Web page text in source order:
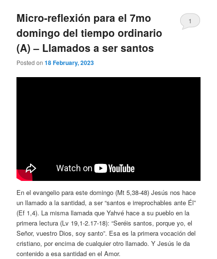
Micro-reflexión para el 7mo
domingo del tiempo ordinario
(A) – Llamados a ser santos
Posted on18 February, 2023
1
En el evangelio para este domingo (Mt 5,38-48) Jesús nos hace
un llamado a la santidad, a ser “santos e irreprochables ante Él”
(Ef 1,4). La misma llamada que Yahvé hace a su pueblo en la
primera lectura (Lv 19,1-2.17-18): “Seréis santos, porque yo, el
Señor, vuestro Dios, soy santo”. Esa es la primera vocación del
cristiano, por encima de cualquier otro llamado. Y Jesús le da
contenido a esa santidad en el Amor.